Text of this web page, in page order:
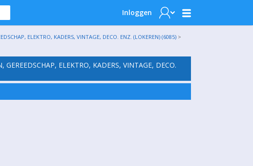
Inloggen
ELEKTRO, KADERS, VINTAGE, DECO. ENZ. (LOKEREN) (6085) >
ELEKTRO, KADERS, VINTAGE, DECO.